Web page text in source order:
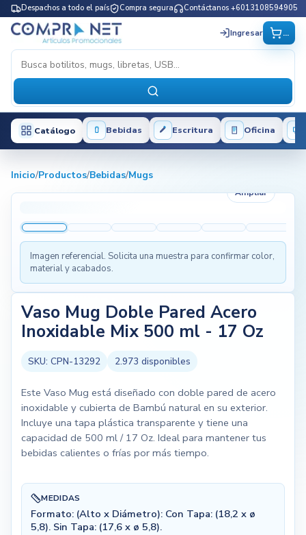
Despachos a todo el país Compra segura Contáctanos +6013108594905
Ingresar ...
Catálogo Bebidas Escritura Oficina
Inicio/Productos/Bebidas/Mugs
Ampliar
Imagen referencial. Solicita una muestra para confirmar color,
material y acabados.
Vaso Mug Doble Pared Acero
Inoxidable Mix 500 ml - 17 Oz
SKU: CPN-13292 2.973 disponibles
Este Vaso Mug está diseñado con doble pared de acero
inoxidable y cubierta de Bambú natural en su exterior.
Incluye una tapa plástica transparente y tiene una
capacidad de 500 ml / 17 Oz. Ideal para mantener tus
bebidas calientes o frías por más tiempo.
MEDIDAS
Formato: (Alto x Diámetro): Con Tapa: (18,2 x ø
5,8). Sin Tapa: (17,6 x ø 5,8).